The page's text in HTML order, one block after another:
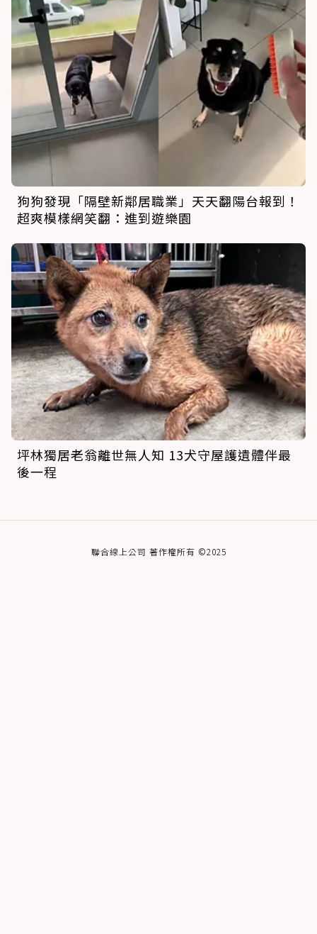
狗狗發現「隔壁新鄰居職業」天天翻陽台報到！
超爽模樣網笑翻：進到遊樂園
坪林獨居老翁離世無人知 13犬守屋護遺體伴最
後一程
聯合線上公司 著作權所有 ©2025